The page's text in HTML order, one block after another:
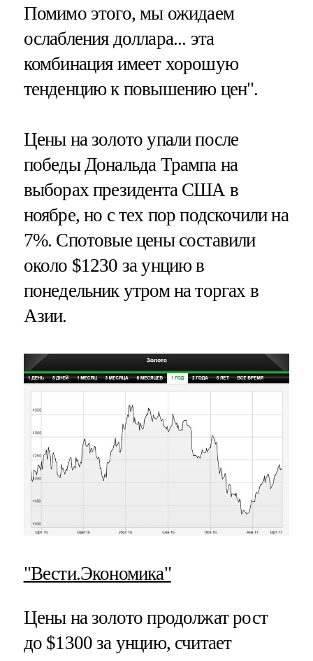
Помимо этого, мы ожидаем
ослабления доллара... эта
комбинация имеет хорошую
тенденцию к повышению цен".
Цены на золото упали после
победы Дональда Трампа на
выборах президента США в
ноябре, но с тех пор подскочили на
7%. Спотовые цены составили
около $1230 за унцию в
понедельник утром на торгах в
Азии.
"Вести.Экономика"
Цены на золото продолжат рост
до $1300 за унцию, считает